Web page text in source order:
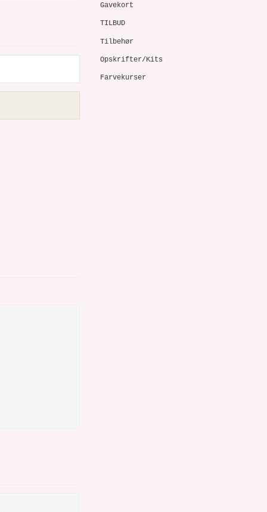
Gavekort
TILBUD
Tilbehør
Opskrifter/Kits
Farvekurser